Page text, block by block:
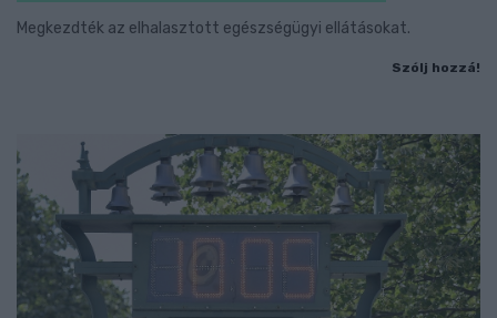
Megkezdték az elhalasztott egészségügyi ellátásokat.
Szólj hozzá!